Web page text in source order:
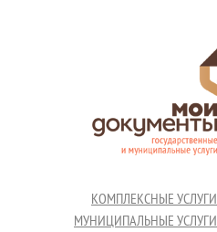
КОМПЛЕКСНЫЕ УСЛУГИ
МУНИЦИПАЛЬНЫЕ УСЛУГИ